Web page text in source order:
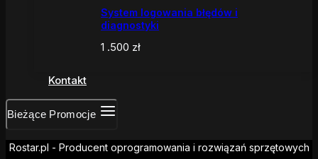
System logowania błędów i
diagnostyki
1 .500 zł
Kontakt
Bieżące Promocje
Rostar.pl - Producent oprogramowania i rozwiązań sprzętowych